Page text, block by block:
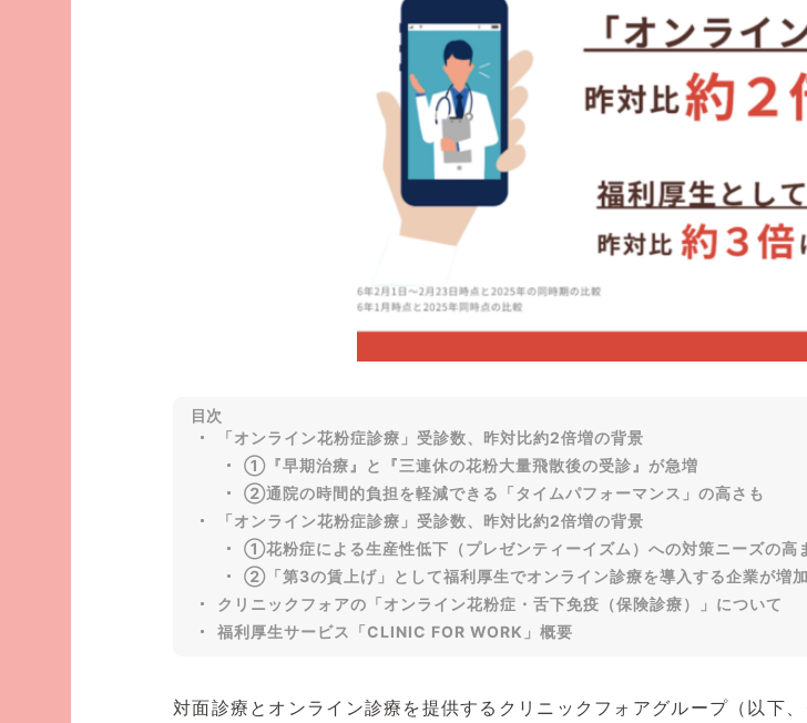
目次
「オンライン花粉症診療」受診数、昨対比約2倍増の背景
①『早期治療』と『三連休の花粉大量飛散後の受診』が急増
②通院の時間的負担を軽減できる「タイムパフォーマンス」の高さも
「オンライン花粉症診療」受診数、昨対比約2倍増の背景
①花粉症による生産性低下（プレゼンティーイズム）への対策ニーズの高
②「第3の賃上げ」として福利厚生でオンライン診療を導入する企業が増加
クリニックフォアの「オンライン花粉症・舌下免疫（保険診療）」について
福利厚生サービス「CLINIC FOR WORK」概要
対面診療とオンライン診療を提供するクリニックフォアグループ（以下